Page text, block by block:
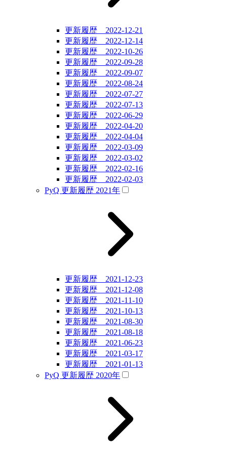
更新履歴 2022-12-21
更新履歴 2022-12-14
更新履歴 2022-10-26
更新履歴 2022-09-28
更新履歴 2022-09-07
更新履歴 2022-08-24
更新履歴 2022-07-27
更新履歴 2022-07-13
更新履歴 2022-06-29
更新履歴 2022-04-20
更新履歴 2022-04-04
更新履歴 2022-03-09
更新履歴 2022-03-02
更新履歴 2022-02-16
更新履歴 2022-02-03
PyQ 更新履歴 2021年
更新履歴 2021-12-23
更新履歴 2021-12-08
更新履歴 2021-11-10
更新履歴 2021-10-13
更新履歴 2021-08-30
更新履歴 2021-08-18
更新履歴 2021-06-23
更新履歴 2021-03-17
更新履歴 2021-01-13
PyQ 更新履歴 2020年